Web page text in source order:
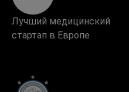
Лучший медицинский
стартап в Европе